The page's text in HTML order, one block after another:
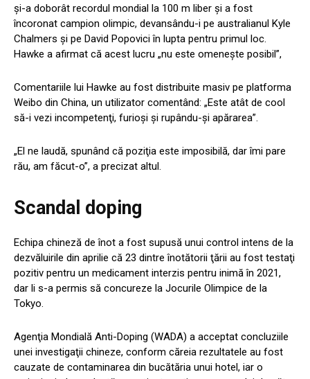
şi-a doborât recordul mondial la 100 m liber şi a fost
încoronat campion olimpic, devansându-i pe australianul Kyle
Chalmers şi pe David Popovici în lupta pentru primul loc.
Hawke a afirmat că acest lucru „nu este omeneşte posibil”,
Comentariile lui Hawke au fost distribuite masiv pe platforma
Weibo din China, un utilizator comentând: „Este atât de cool
să-i vezi incompetenţi, furioşi şi rupându-şi apărarea”.
„El ne laudă, spunând că poziţia este imposibilă, dar îmi pare
rău, am făcut-o”, a precizat altul.
Scandal doping
Echipa chineză de înot a fost supusă unui control intens de la
dezvăluirile din aprilie că 23 dintre înotătorii ţării au fost testaţi
pozitiv pentru un medicament interzis pentru inimă în 2021,
dar li s-a permis să concureze la Jocurile Olimpice de la
Tokyo.
Agenţia Mondială Anti-Doping (WADA) a acceptat concluziile
unei investigaţii chineze, conform căreia rezultatele au fost
cauzate de contaminarea din bucătăria unui hotel, iar o